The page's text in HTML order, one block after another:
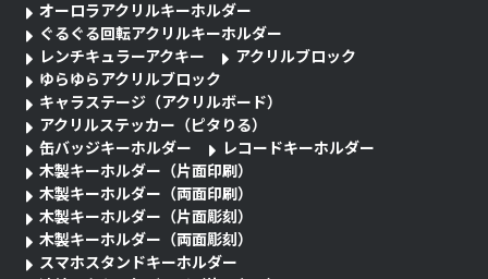
オーロラアクリルキーホルダー
ぐるぐる回転アクリルキーホルダー
レンチキュラーアクキー
アクリルブロック
ゆらゆらアクリルブロック
キャラステージ（アクリルボード）
アクリルステッカー（ピタりる）
缶バッジキーホルダー
レコードキーホルダー
木製キーホルダー（片面印刷）
木製キーホルダー（両面印刷）
木製キーホルダー（片面彫刻）
木製キーホルダー（両面彫刻）
スマホスタンドキーホルダー